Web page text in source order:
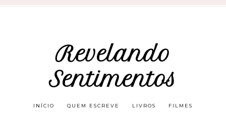
Revelando
Sentimentos
INÍCIO QUEM ESCREVE LIVROS FILMES